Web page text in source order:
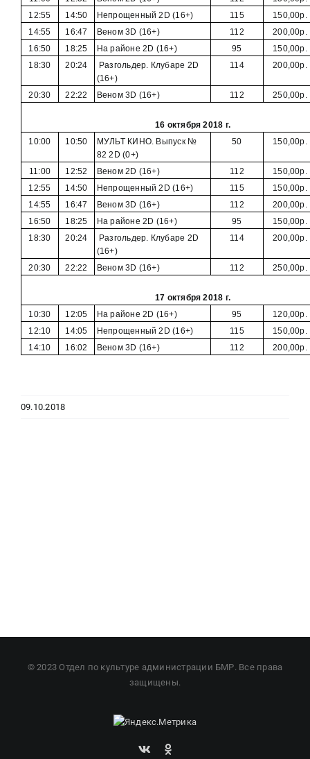
12:55
14:50 Непрощенный 2D (16+) 115
150,00р.
14:55
16:47 Веном 3D (16+) 112
200,00р.
16:50
18:25 На районе 2D (16+) 95
150,00р.
18:30
20:24
Разгольдер. Клубаре 2D
(16+)
114 200,00р.
20:30 22:22 Веном 3D (16+) 112 250,00р.
16 октября 2018 г.
10:00
10:50
МУЛЬТ КИНО. Выпуск №
82 2D (0+)
50 150,00р.
11:00 12:52 Веном 2D (16+) 112
150,00р.
12:55
14:50 Непрощенный 2D (16+) 115
150,00р.
14:55
16:47 Веном 3D (16+) 112
200,00р.
16:50
18:25 На районе 2D (16+) 95
150,00р.
18:30
20:24
Разгольдер. Клубаре 2D
(16+)
114 200,00р.
20:30 22:22 Веном 3D (16+) 112 250,00р.
17 октября 2018 г.
10:30
12:05 На районе 2D (16+) 95
120,00р.
12:10
14:05 Непрощенный 2D (16+) 115
150,00р.
14:10
16:02 Веном 3D (16+) 112 200,00р.
09.10.2018
© 2023 Отдел по культуре администрации БМР. Все права
защищены.
Вконтакте
Одноклассники